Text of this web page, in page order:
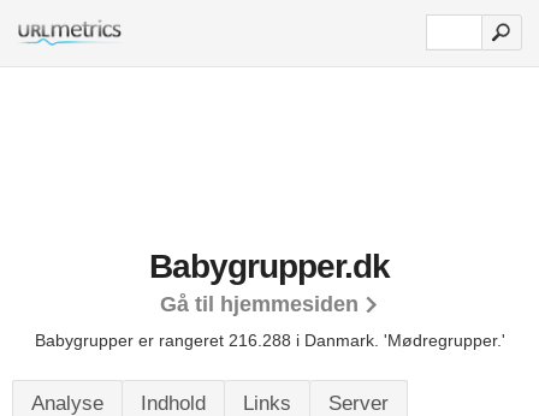
Babygrupper.dk
Gå til hjemmesiden
Babygrupper er rangeret 216.288 i Danmark. 'Mødregrupper.'
Analyse Indhold Links Server